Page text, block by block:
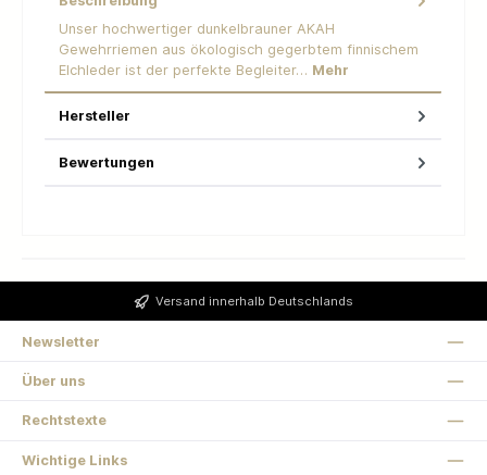
Unser hochwertiger dunkelbrauner AKAH
Gewehrriemen aus ökologisch gegerbtem finnischem
Elchleder ist der perfekte Begleiter… Mehr
Hersteller
Bewertungen
Versand innerhalb Deutschlands
Newsletter
Über uns
Rechtstexte
Wichtige Links